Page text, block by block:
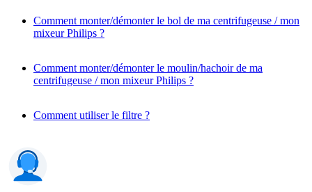
Comment monter/démonter le bol de ma centrifugeuse / mon
mixeur Philips ?
Comment monter/démonter le moulin/hachoir de ma
centrifugeuse / mon mixeur Philips ?
Comment utiliser le filtre ?